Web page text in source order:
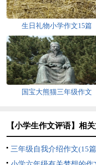
生日礼物小学作文15篇
国宝大熊猫三年级作文
【小学生作文评语】相关
三年级自我介绍作文(15